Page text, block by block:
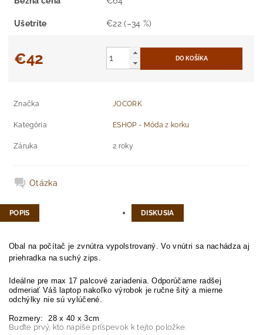
Ušetríte €22(–34 %)
€42
Značka JOCORK
Kategória ESHOP - Móda z korku
Záruka 2 roky
Otázka
POPIS DISKUSIA
Obal na počítač je zvnútra vypolstrovaný. Vo vnútri sa nachádza aj
priehradka na suchý zips.
Ideálne pre max 17 palcové zariadenia. Odporúčame radšej
odmeriať Váš laptop nakoľko výrobok je ručne šitý a mierne
odchýlky nie sú vylúčené.
Rozmery: 28 x 40 x 3cm
Buďte prvý, kto napíše príspevok k tejto položke.